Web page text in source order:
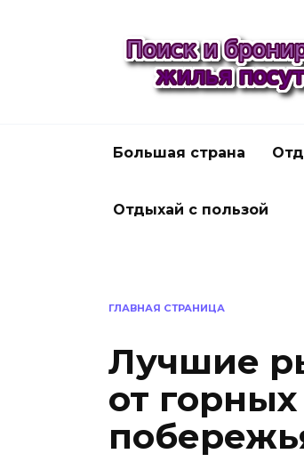
Большая страна
Отдыхай с пользой
ГЛАВНАЯ СТРАНИЦА
Лучшие
от